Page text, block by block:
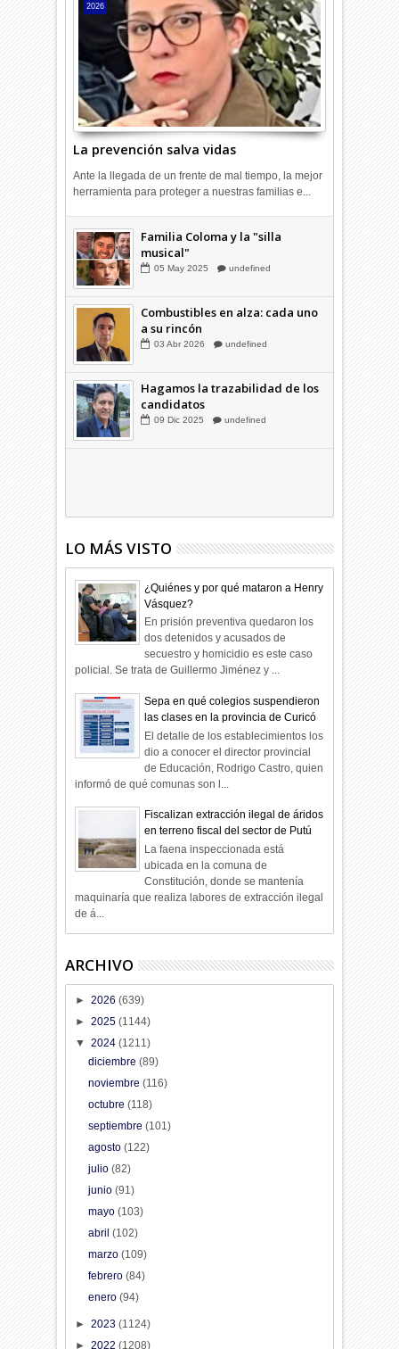
La prevención salva vidas
2026
Ante la llegada de un frente de mal tiempo, la mejor
herramienta para proteger a nuestras familias e...
Combustibles en alza: cada uno
a su rincón
03 Abr 2026 undefined
musical"
05 May 2025 undefined
a su rincón
03 Abr 2026 undefined
candidatos
LO MÁS VISTO
¿Quiénes y por qué mataron a Henry
Vásquez?
En prisión preventiva quedaron los
dos detenidos y acusados de
secuestro y homicidio es este caso
policial. Se trata de Guillermo Jiménez y ...
Sepa en qué colegios suspendieron
las clases en la provincia de Curicó
El detalle de los establecimientos los
dio a conocer el director provincial
de Educación, Rodrigo Castro, quien
informó de qué comunas son l...
Fiscalizan extracción ilegal de áridos
en terreno fiscal del sector de Putú
La faena inspeccionada está
ubicada en la comuna de
Constitución, donde se mantenía
maquinaría que realiza labores de extracción ilegal
de á...
ARCHIVO
►2026(639)
►2025(1144)
▼2024(1211)
diciembre (89)
noviembre (116)
octubre (118)
septiembre (101)
agosto (122)
julio (82)
junio (91)
mayo (103)
abril (102)
marzo (109)
febrero (84)
enero (94)
►2023(1124)
►2022(1208)